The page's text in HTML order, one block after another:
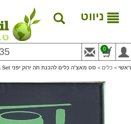
ניווט
0
ראשי > כלים > סט מאצ'ה כלים להכנת תה ירוק יפני Ceremonial Matcha Set